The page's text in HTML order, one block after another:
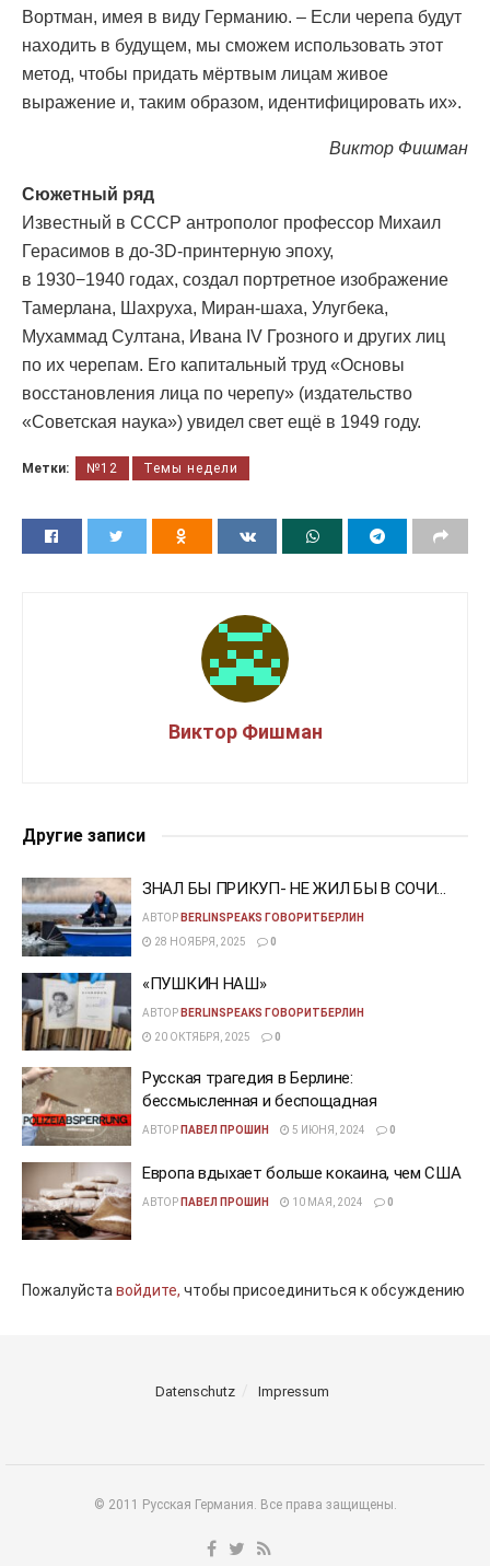
Вортман, имея в виду Германию. – Если черепа будут
находить в будущем, мы сможем использовать этот
метод, чтобы придать мёртвым лицам живое
выражение и, таким образом, идентифицировать их».
Виктор Фишман
Сюжетный ряд
Известный в СССР антрополог профессор Михаил
Герасимов в до-3D-принтерную эпоху,
в 1930−1940 годах, создал портретное изображение
Тамерлана, Шахруха, Миран-шаха, Улугбека,
Мухаммад Султана, Ивана IV Грозного и других лиц
по их черепам. Его капитальный труд «Основы
восстановления лица по черепу» (издательство
«Советская наука») увидел свет ещё в 1949 году.
Метки: №12 Темы недели
Виктор Фишман
Другие записи
ЗНАЛ БЫ ПРИКУП- НЕ ЖИЛ БЫ В СОЧИ…
АВТОР BERLINSPEAKS ГОВОРИТБЕРЛИН
28 НОЯБРЯ, 2025
0
«ПУШКИН НАШ»
АВТОР BERLINSPEAKS ГОВОРИТБЕРЛИН
20 ОКТЯБРЯ, 2025
0
Русская трагедия в Берлине:
бессмысленная и беспощадная
АВТОР ПАВЕЛ ПРОШИН 5 ИЮНЯ, 2024 0
Европа вдыхает больше кокаина, чем США
АВТОР ПАВЕЛ ПРОШИН 10 МАЯ, 2024 0
Пожалуйставойдите, чтобы присоединиться к обсуждению
Datenschutz Impressum
© 2011 Русская Германия. Все права защищены.